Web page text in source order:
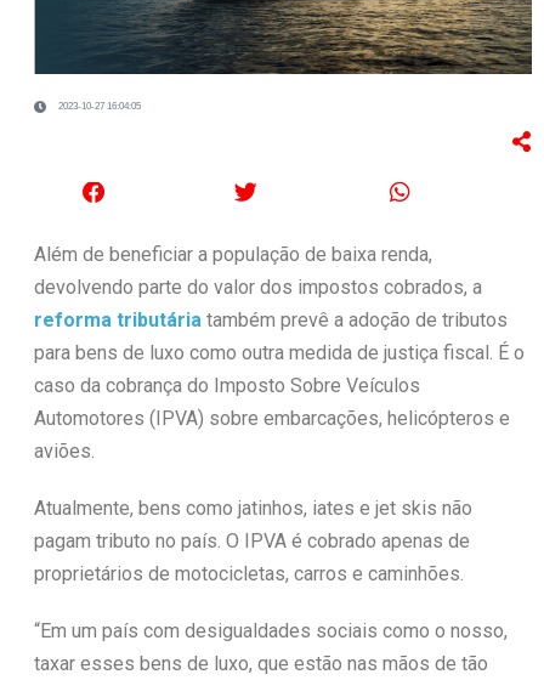
2023-10-27 16:04:05
Além de beneficiar a população de baixa renda,
devolvendo parte do valor dos impostos cobrados, a
reforma tributária também prevê a adoção de tributos
para bens de luxo como outra medida de justiça fiscal. É o
caso da cobrança do Imposto Sobre Veículos
Automotores (IPVA) sobre embarcações, helicópteros e
aviões.
Atualmente, bens como jatinhos, iates e jet skis não
pagam tributo no país. O IPVA é cobrado apenas de
proprietários de motocicletas, carros e caminhões.
“Em um país com desigualdades sociais como o nosso,
taxar esses bens de luxo, que estão nas mãos de tão